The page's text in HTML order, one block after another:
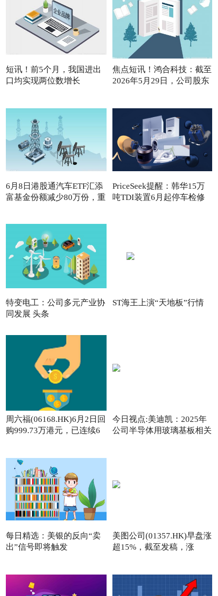
短讯！前5个月，我国进出
口均实现两位数增长
焦点短讯！鸿合科技：截至
2026年5月29日，公司股东
6月8日港股通汽车ETF汇添
富基金份额减少80万份，重
PriceSeek提醒：韩华15万
吨TDI装置6月起停车检修
特变电工：公司多元产业协
同发展 头条
ST海王上演“天地板”行情
周六福(06168.HK)6月2日回
购999.73万港元，已连续6
今日视点:美迪凯：2025年
公司半导体用玻璃基板相关
每日精选：美银的反向“卖
出”信号即将触发
美图公司(01357.HK)早盘涨
超15%，截至发稿，涨